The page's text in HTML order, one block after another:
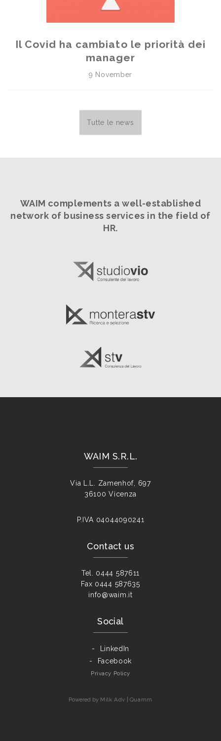
Il Covid ha cambiato le priorità dei
manager
9 November
Tutte le news
WAIM complements a well-established
network of business services in the field of
HR.
WAIM S.R.L.
Via L.L. Zamenhof, 697
36100 Vicenza
P.IVA 04044090241
Contact us
Tel. 0444 587611
Fax 0444 587635
info@waim.it
Social
LinkedIn
Facebook
Privacy Policy
Powered by Milk Adv | Quamm